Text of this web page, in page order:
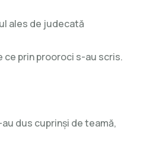
ales de judecată
ce prin prooroci s-au scris.
dus cuprinși de teamă,